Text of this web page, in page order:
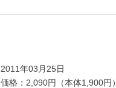
2011年03月25日
価格： 2,090円（本体1,900円）